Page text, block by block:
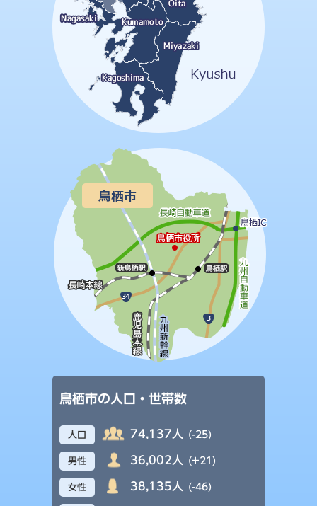
鳥栖市の人口・世帯数
人口 74,137人 (-25)
男性 36,002人 (+21)
女性 38,135人 (-46)